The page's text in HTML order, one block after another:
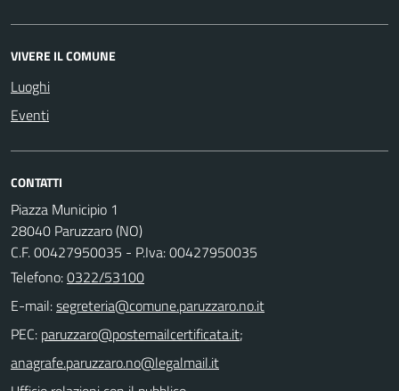
VIVERE IL COMUNE
Luoghi
Eventi
CONTATTI
Piazza Municipio 1
28040 Paruzzaro (NO)
C.F. 00427950035 - P.Iva: 00427950035
Telefono:0322/53100
E-mail:
PEC:
;